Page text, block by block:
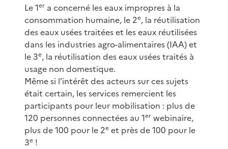
Le 1er a concerné les eaux impropres à la
consommation humaine, le 2e, la réutilisation
des eaux usées traitées et les eaux réutilisées
dans les industries agro-alimentaires (IAA) et
le 3e, la réutilisation des eaux usées traités à
usage non domestique.
Même si l’intérêt des acteurs sur ces sujets
était certain, les services remercient les
participants pour leur mobilisation : plus de
120 personnes connectées au 1er webinaire,
plus de 100 pour le 2e et près de 100 pour le
3e !